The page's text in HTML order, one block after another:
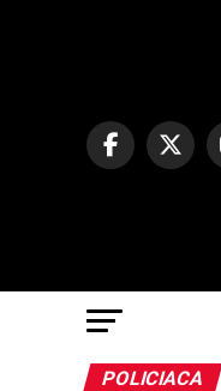
POLICIACA